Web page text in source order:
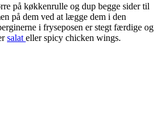
på køkkenrulle og dup begge sider til
på dem ved at lægge dem i den
i fryseposen er stegt færdige og
salat eller spicy chicken wings.